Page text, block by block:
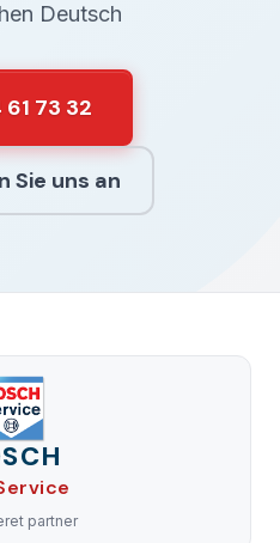
Deutsch
73 32
Sie uns an
partner